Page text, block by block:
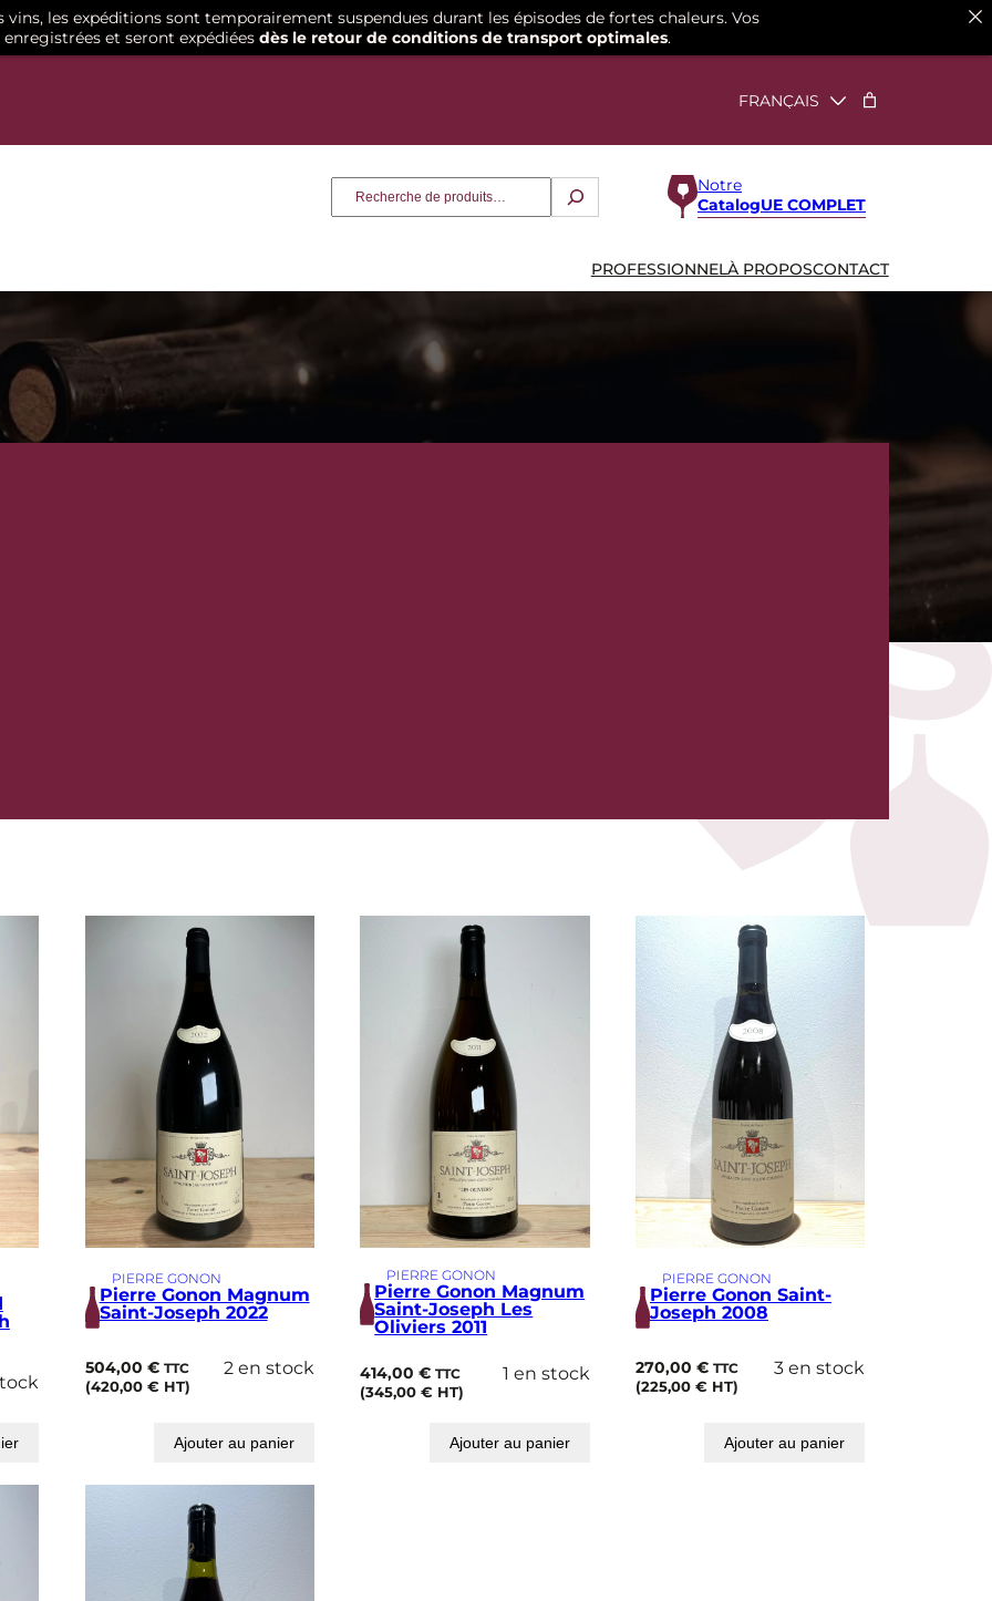
Notre
CatalogUE COMPLET
PROFESSIONNELÀ PROPOSCONTACT
PIERRE GONON
Pierre Gonon Magnum
Saint-Joseph 2022
504,00 € TTC
(420,00 €HT)
2 en stock
Ajouter au panier
PIERRE GONON
Pierre Gonon Magnum
Saint-Joseph Les
Oliviers 2011
414,00€ TTC
(345,00€ HT)
1 en stock
Ajouter au panier
PIERRE GONON
Pierre Gonon Saint-
Joseph 2008
270,00 € TTC
(225,00 €HT)
3 en stock
Ajouter au panier
les expéditions sont temporairement suspendues durant les épisodes de fortes chaleurs. Vos
et seront expédiées dès le retour de conditions de transport optimales.